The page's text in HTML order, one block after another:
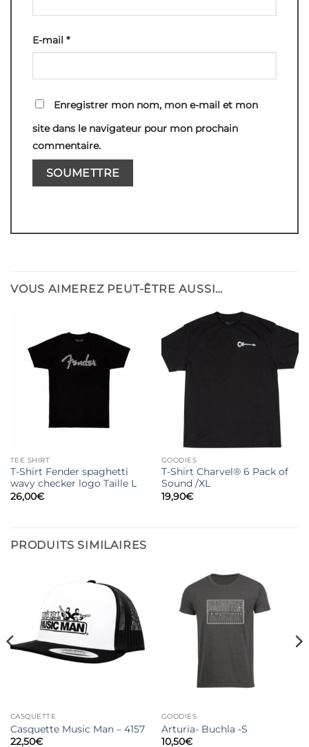
E-mail *
Enregistrer mon nom, mon e-mail et mon
site dans le navigateur pour mon prochain
commentaire.
VOUS AIMEREZ PEUT-ÊTRE AUSSI…
TEE SHIRT
T-Shirt Fender spaghetti
wavy checker logo Taille L
26,00€
GOODIES
T-Shirt Charvel® 6 Pack of
Sound /XL
19,90€
PRODUITS SIMILAIRES
CASQUETTE
Casquette Music Man – 4157
22,50€
GOODIES
Arturia- Buchla -S
10,50€